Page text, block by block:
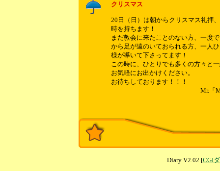
クリスマス
20日（日）は朝からクリスマス礼拝
時を持ちます！
まだ教会に来たことのない方、一度
から足が遠のいておられる方、一人
様が導いて下さってます！
この時に、ひとりでも多くの方々と
お気軽にお出かけください。
お待ちしております！！！
Mr.「M
Diary V2.02 [CGI